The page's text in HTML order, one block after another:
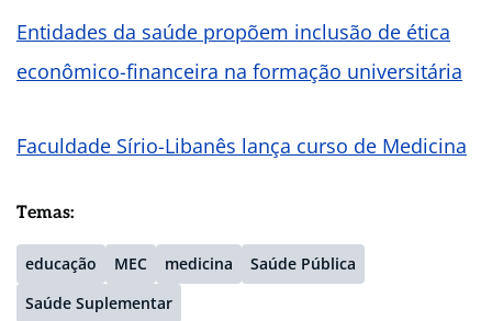
Entidades da saúde propõem inclusão de ética
econômico-financeira na formação universitária
Faculdade Sírio-Libanês lança curso de Medicina
Temas:
educação MEC medicina
Saúde Pública
Saúde Suplementar